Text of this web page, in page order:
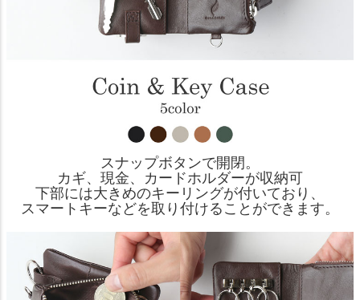
スナップボタンで開閉。
カギ、現金、カードホルダーが収納可
下部には大きめのキーリングが付いており、
スマートキーなどを取り付けることができます。